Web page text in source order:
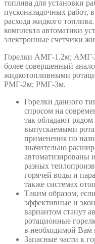
топлива для установки
пусконаладочных работ,
расхода жидкого
комплекта автоматики
электронные счетчики
Горелки АМГ-1.2м; АМГ-
более совершенный
жидкотопливными
РМГ-2м; РМГ-3м.
Горелки данного
спросом на
так обладают
выпускаемыми
применения по
значительно
автоматизированы
разных
горячей воды и
также системах
Таким образом,
эффективные и
вариантом станут
ротационные
в необходимой Вам
Запасные части к